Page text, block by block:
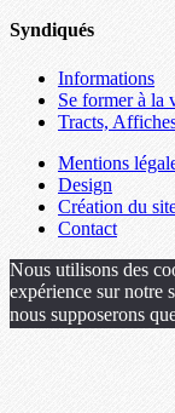
Syndiqués
Informations
Se former à la
Tracts,
Mentions
Design
Création du
Contact
Nous utilisons des
expérience sur notre
nous supposerons